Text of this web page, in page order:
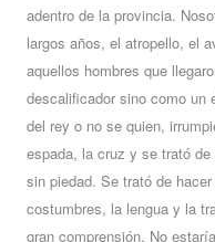
adentro de la provincia.
largos años, el atropello, el
aquellos hombres que
descalificador sino como un
del rey o no se quien,
espada, la cruz y se trató
sin piedad. Se trató de
costumbres, la lengua y la
gran comprensión. No